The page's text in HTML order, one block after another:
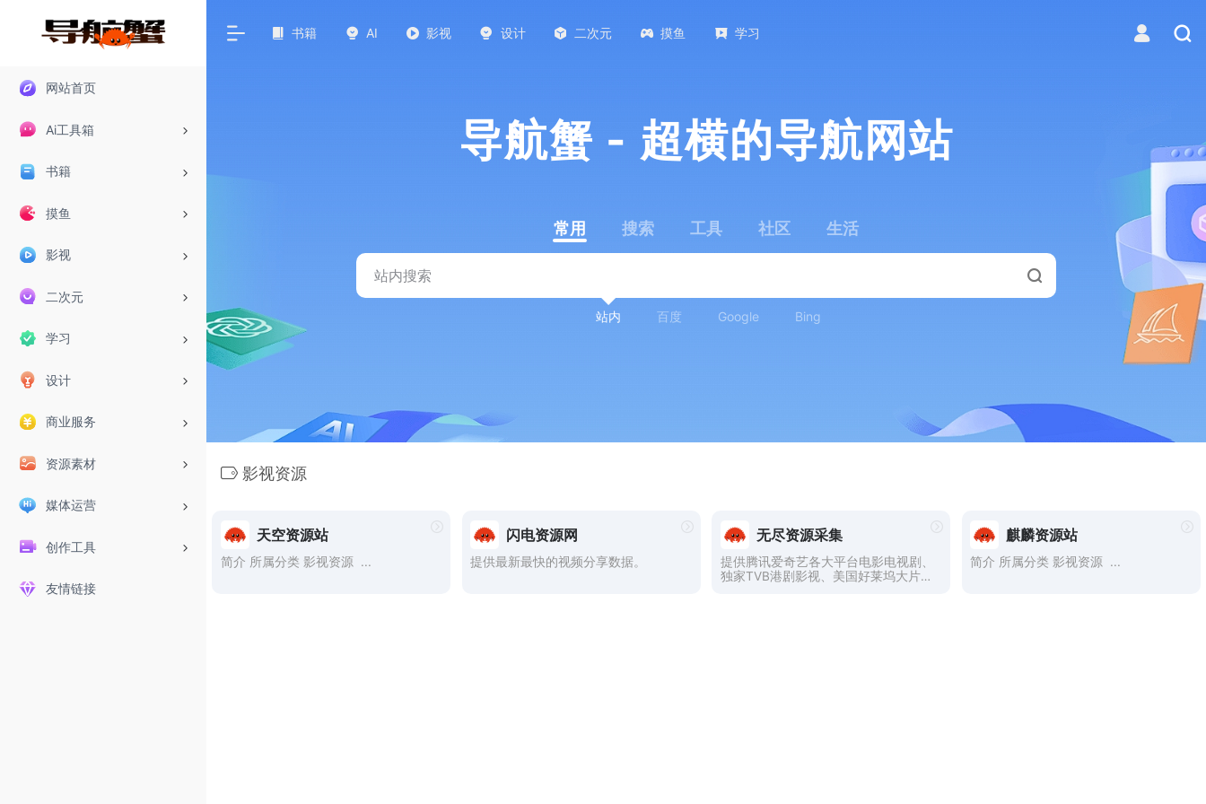
网站首页
Ai工具箱
书籍
摸鱼
影视
二次元
学习
设计
商业服务
资源素材
媒体运营
创作工具
友情链接
书籍 AI 影视 设计 二次元 摸鱼 学习
导航蟹 - 超横的导航网站
常用 搜索 工具 社区 生活
站内 百度 Google Bing
影视资源
天空资源站
简介 所属分类 影视资源 ...
闪电资源网
提供最新最快的视频分享数据。
无尽资源采集
提供腾讯爱奇艺各大平台电影电视剧、
独家TVB港剧影视、美国好莱坞大片、
麒麟资源站
简介 所属分类 影视资源 ...